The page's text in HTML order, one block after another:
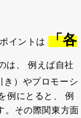
イントは 「各
は、例えば自社
き）やプロモーシ
例にとると、例
。その際関東方面